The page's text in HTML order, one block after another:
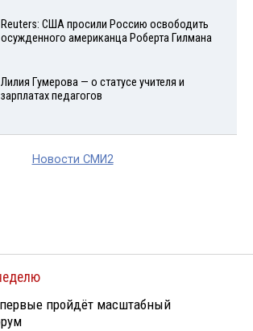
Reuters: США просили Россию освободить
осужденного американца Роберта Гилмана
Лилия Гумерова — о статусе учителя и
зарплатах педагогов
Новости СМИ2
пройдёт масштабный